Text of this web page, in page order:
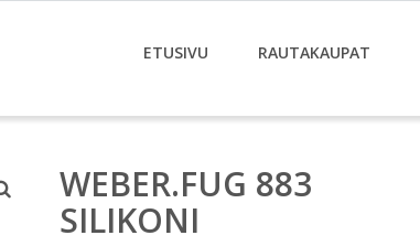
ETUSIVU RAUTAKAUPAT
WEBER.FUG 883
SILIKONI